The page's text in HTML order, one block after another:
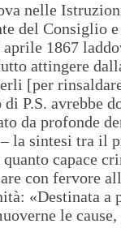
nelle
del Consiglio
1867
attingere
[per
P.S. avrebbe
da profonde
la sintesi tra il
capace
con fervore
«Destinata a
le cause,